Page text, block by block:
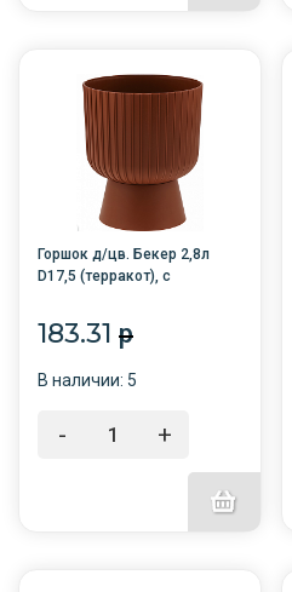
Горшок д/цв. Бекер 2,8л
D17,5 (терракот), с
183.31 p
В наличии: 5
- +